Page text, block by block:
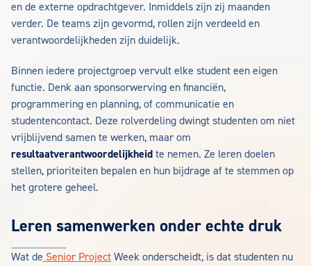
en de externe opdrachtgever. Inmiddels zijn zij maanden
verder. De teams zijn gevormd, rollen zijn verdeeld en
verantwoordelijkheden zijn duidelijk.
Binnen iedere projectgroep vervult elke student een eigen
functie. Denk aan sponsorwerving en financiën,
programmering en planning, of communicatie en
studentencontact. Deze rolverdeling dwingt studenten om niet
vrijblijvend samen te werken, maar om
resultaatverantwoordelijkheid te nemen. Ze leren doelen
stellen, prioriteiten bepalen en hun bijdrage af te stemmen op
het grotere geheel.
Leren samenwerken onder echte druk
Wat de Senior Project Week onderscheidt, is dat studenten nu